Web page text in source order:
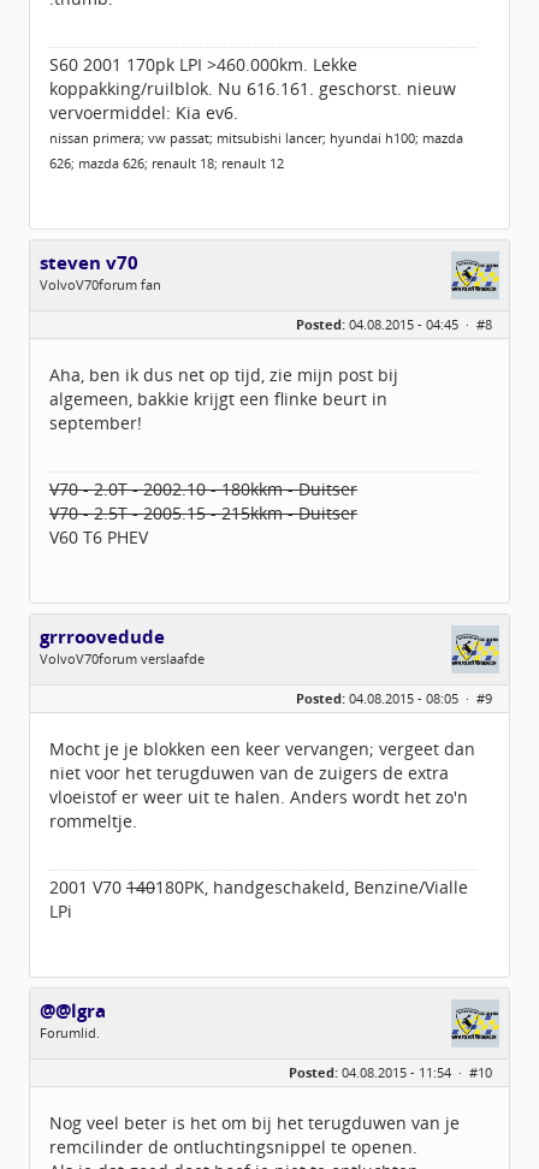
S60 2001 170pk LPI >460.000km. Lekke
koppakking/ruilblok. Nu 616.161. geschorst. nieuw
vervoermiddel: Kia ev6.
nissan primera; vw passat; mitsubishi lancer; hyundai h100; mazda
626; mazda 626; renault 18; renault 12
steven v70
VolvoV70forum fan
Berichten:
444
Posted: 04.08.2015 - 04:45 · #8
Aha, ben ik dus net op tijd, zie mijn post bij
algemeen, bakkie krijgt een flinke beurt in
september!
V70 - 2.0T - 2002.10 - 180kkm - Duitser
V70 - 2.5T - 2005.15 - 215kkm - Duitser
V60 T6 PHEV
grrroovedude
VolvoV70forum verslaafde
Geslacht:
Leeftijd:
55
Geregistreerd:01 / 2014
Posted: 04.08.2015 - 08:05 · #9
Mocht je je blokken een keer vervangen; vergeet dan
niet voor het terugduwen van de zuigers de extra
vloeistof er weer uit te halen. Anders wordt het zo'n
rommeltje.
2001 V70 140180PK, handgeschakeld, Benzine/Vialle
LPi
@@lgra
Forumlid.
Leeftijd:
66
Geregistreerd:04 / 2015
Posted: 04.08.2015 - 11:54 · #10
Nog veel beter is het om bij het terugduwen van je
remcilinder de ontluchtingsnippel te openen.